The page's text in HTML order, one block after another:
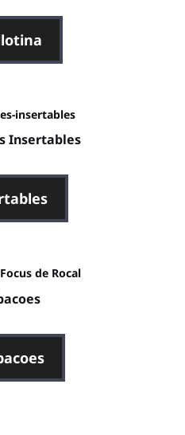
Insertables